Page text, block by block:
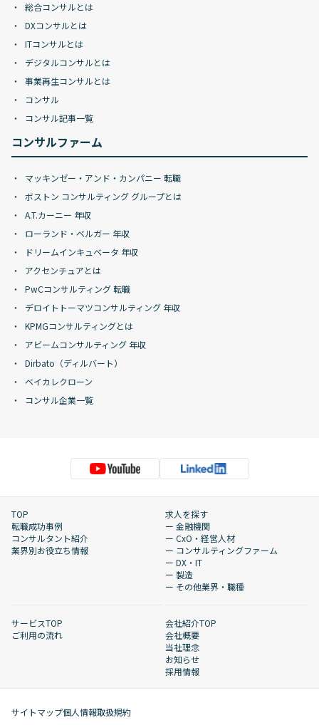
総合コンサルとは
DXコンサルとは
ITコンサルとは
デジタルコンサルとは
事業再生コンサルとは
コンサル
コンサル記事一覧
コンサルファーム
マッキンゼー・アンド・カンパニー 転職
ボストン コンサルティング グループとは
A.T.カーニー 年収
ローランド・ベルガー 年収
ドリームインキュベータ 年収
アクセンチュアとは
PwCコンサルティング 転職
デロイトトーマツコンサルティング 年収
KPMGコンサルティングとは
アビームコンサルティング 年収
Dirbato（ディルバート）
ベイカレクローン
コンサル企業一覧
TOP
転職成功事例
コンサルタント紹介
業界別お役立ち情報
求人を探す
ー 金融機関
ー CxO・経営人材
ー コンサルティングファーム
ー DX・IT
ー 製造
ー その他業界・職種
サービスTOP
ご利用の流れ
会社紹介TOP
会社概要
当社理念
お知らせ
採用情報
サイトマップ個人情報取扱規約